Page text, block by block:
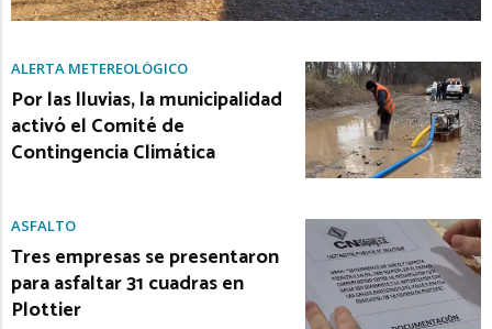
ALERTA METEREOLÓGICO
Por las lluvias, la municipalidad
activó el Comité de
Contingencia Climática
ASFALTO
Tres empresas se presentaron
para asfaltar 31 cuadras en
Plottier